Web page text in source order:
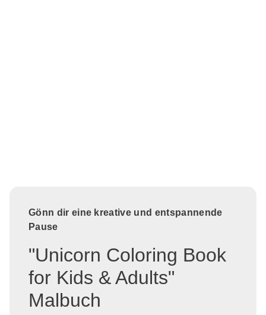
Gönn dir eine kreative und entspannende
Pause
"Unicorn Coloring Book
for Kids & Adults"
Malbuch